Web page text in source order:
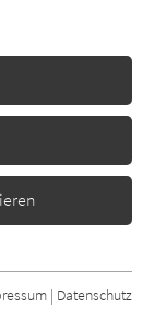
der
die Webseite
| Datenschutz